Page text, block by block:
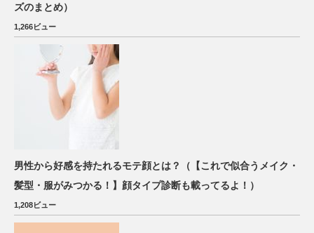
ズのまとめ）
1,266ビュー
男性から好感を持たれるモテ顔とは？（【これで似合うメイク・
髪型・服がみつかる！】顔タイプ診断も載ってるよ！）
1,208ビュー